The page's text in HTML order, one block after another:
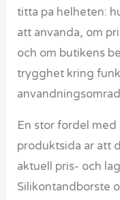
titta pa helheten:
att anvanda, om
och om butikens
trygghet kring
En stor fordel
produktsida ar att
aktuell pris- och
Silikontandborste